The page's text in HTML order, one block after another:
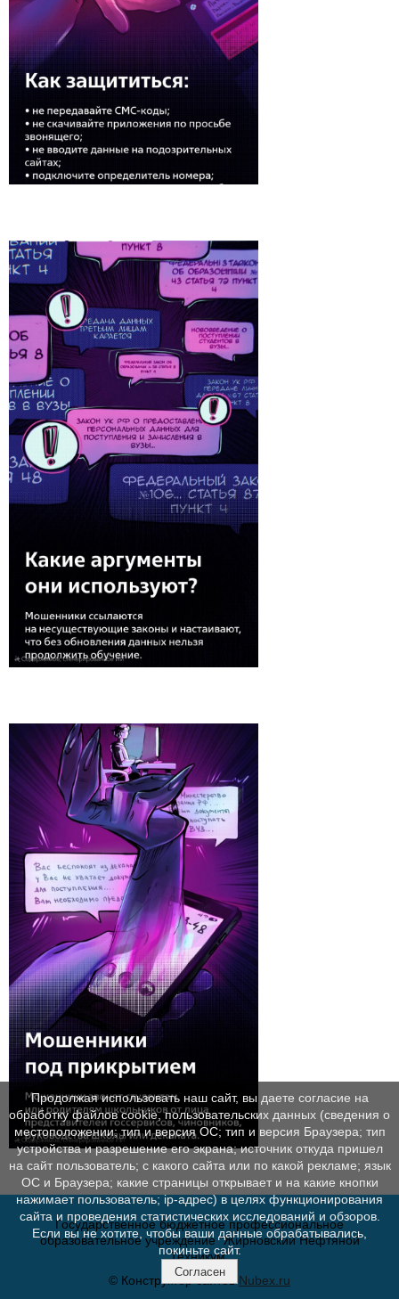
Государственное бюджетное профессиональное
образовательное учреждение "Жирновский Нефтяной
Техникум"
© Конструктор сайтовNubex.ru
Продолжая использовать наш сайт, вы даете согласие на
обработку файлов cookie, пользовательских данных (сведения о
местоположении; тип и версия ОС; тип и версия Браузера; тип
устройства и разрешение его экрана; источник откуда пришел
на сайт пользователь; с какого сайта или по какой рекламе; язык
ОС и Браузера; какие страницы открывает и на какие кнопки
нажимает пользователь; ip-адрес) в целях функционирования
сайта и проведения статистических исследований и обзоров.
Если вы не хотите, чтобы ваши данные обрабатывались,
покиньте сайт.
Согласен